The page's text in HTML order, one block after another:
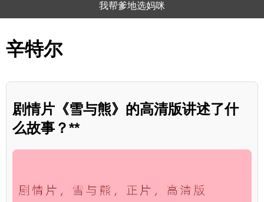
我帮爹地选妈咪
辛特尔
剧情片《雪与熊》的高清版讲述了什
么故事？**